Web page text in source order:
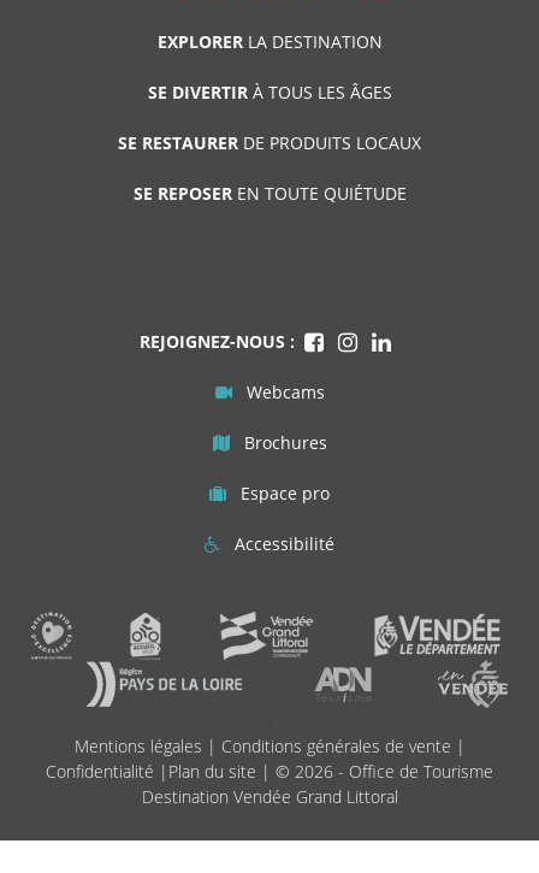
EXPLORERLA DESTINATION
SE DIVERTIRÀ TOUS LES ÂGES
SE RESTAURER DE PRODUITS LOCAUX
SE REPOSEREN TOUTE QUIÉTUDE
REJOIGNEZ-NOUS :
Webcams
Brochures
Espace pro
Accessibilité
Mentions légales | Conditions générales de vente |
Confidentialité | Plan du site | © 2026 - Office de Tourisme
Destination Vendée Grand Littoral